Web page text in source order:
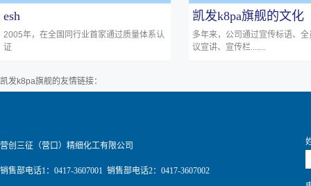
esh
2005年，在全国同行业首家通过质量体系认
证
凯发k8pa旗舰的文化
多年来，公司通过宣传标语、
议宣讲、宣传栏.......
凯发k8pa旗舰的友情链接：
营创三征（营口）精细化工有限公司
销售部电话1：0417-3607001 销售部电话2：0417-3607002